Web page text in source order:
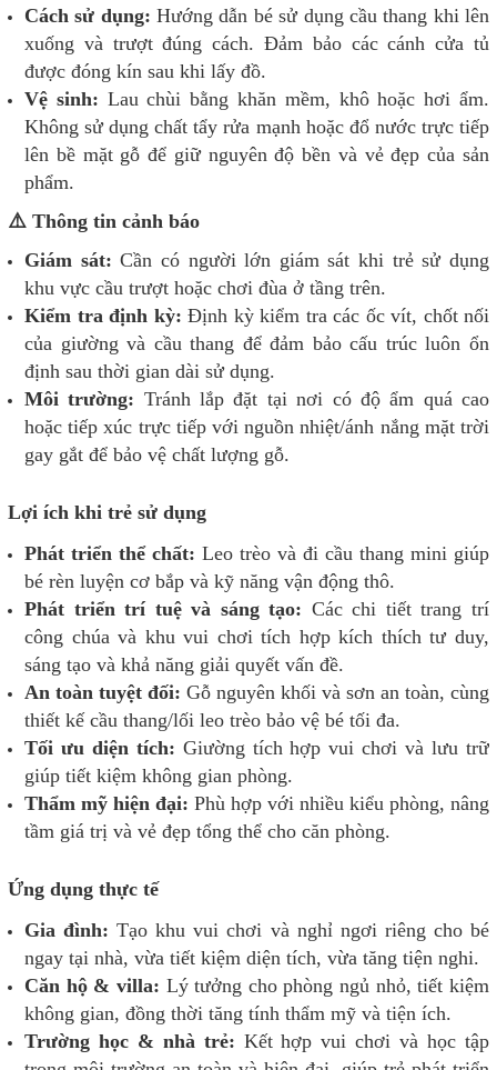
Cách sử dụng: Hướng dẫn bé sử dụng cầu thang khi lên
xuống và trượt đúng cách. Đảm bảo các cánh cửa tủ
được đóng kín sau khi lấy đồ.
Vệ sinh: Lau chùi bằng khăn mềm, khô hoặc hơi ẩm.
Không sử dụng chất tẩy rửa mạnh hoặc đổ nước trực tiếp
lên bề mặt gỗ để giữ nguyên độ bền và vẻ đẹp của sản
phẩm.
⚠️ Thông tin cảnh báo
Giám sát: Cần có người lớn giám sát khi trẻ sử dụng
khu vực cầu trượt hoặc chơi đùa ở tầng trên.
Kiểm tra định kỳ: Định kỳ kiểm tra các ốc vít, chốt nối
của giường và cầu thang để đảm bảo cấu trúc luôn ổn
định sau thời gian dài sử dụng.
Môi trường: Tránh lắp đặt tại nơi có độ ẩm quá cao
hoặc tiếp xúc trực tiếp với nguồn nhiệt/ánh nắng mặt trời
gay gắt để bảo vệ chất lượng gỗ.
Lợi ích khi trẻ sử dụng
Phát triển thể chất: Leo trèo và đi cầu thang mini giúp
bé rèn luyện cơ bắp và kỹ năng vận động thô.
Phát triển trí tuệ và sáng tạo: Các chi tiết trang trí
công chúa và khu vui chơi tích hợp kích thích tư duy,
sáng tạo và khả năng giải quyết vấn đề.
An toàn tuyệt đối: Gỗ nguyên khối và sơn an toàn, cùng
thiết kế cầu thang/lối leo trèo bảo vệ bé tối đa.
Tối ưu diện tích: Giường tích hợp vui chơi và lưu trữ
giúp tiết kiệm không gian phòng.
Thẩm mỹ hiện đại: Phù hợp với nhiều kiểu phòng, nâng
tầm giá trị và vẻ đẹp tổng thể cho căn phòng.
Ứng dụng thực tế
Gia đình: Tạo khu vui chơi và nghỉ ngơi riêng cho bé
ngay tại nhà, vừa tiết kiệm diện tích, vừa tăng tiện nghi.
Căn hộ & villa: Lý tưởng cho phòng ngủ nhỏ, tiết kiệm
không gian, đồng thời tăng tính thẩm mỹ và tiện ích.
Trường học & nhà trẻ: Kết hợp vui chơi và học tập